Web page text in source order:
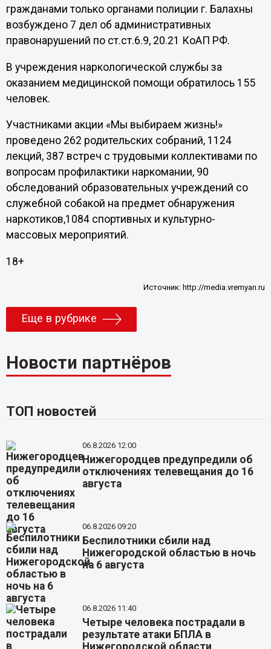
гражданами только органами полиции г. Балахны
возбуждено 7 дел об административных
правонарушений по ст.ст.6.9, 20.21 КоАП РФ.
В учреждения наркологической службы за
оказанием медицинской помощи обратилось 155
человек.
Участниками акции «Мы выбираем жизнь!»
проведено 262 родительских собраний, 1124
лекций, 387 встреч с трудовыми коллективами по
вопросам профилактики наркомании, 90
обследований образовательных учреждений со
служебной собакой на предмет обнаружения
наркотиков,1084 спортивных и культурно-
массовых мероприятий.
18+
Источник: http://media.vremyan.ru
Еще в рубрике
Новости партнёров
ТОП новостей
06.8.2026 12:00
Нижегородцев предупредили об
отключениях телевещания до 16
августа
06.8.2026 09:20
Беспилотники сбили над
Нижегородской областью в ночь
на 6 августа
06.8.2026 11:40
Четыре человека пострадали в
результате атаки БПЛА в